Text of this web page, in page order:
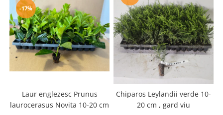
-17%
Laur englezesc Prunus
laurocerasus Novita 10-20 cm
Chiparos Leylandii verde 10-
20 cm , gard viu